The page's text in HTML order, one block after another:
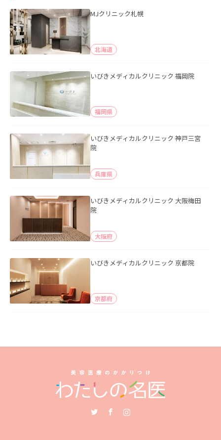
MJクリニック札幌
北海道
いびきメディカルクリニック 福岡院
福岡県
いびきメディカルクリニック 神戸三宮
院
兵庫県
いびきメディカルクリニック 大阪梅田
院
大阪府
いびきメディカルクリニック 京都院
京都府